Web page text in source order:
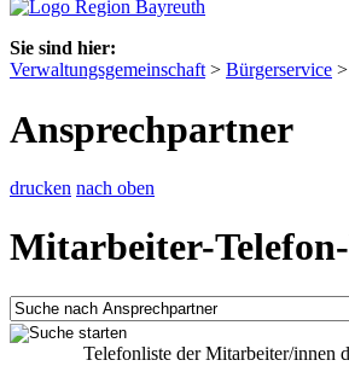
Sie sind hier:
Verwaltungsgemeinschaft > Bürgerservice >
Ansprechpartner
drucken nach oben
Mitarbeiter-
Telefonliste der Mitarbeiter/innen